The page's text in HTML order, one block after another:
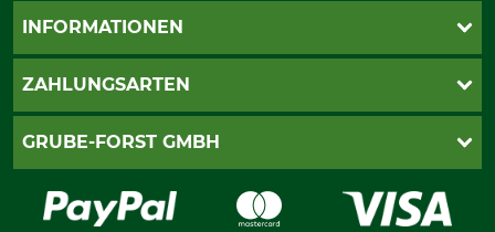
Katalogbestellung
INFORMATIONEN
AGB
Widerrufsformular
ZAHLUNGSARTEN
PayPal
Vorkasse
GRUBE-FORST GMBH
Karriere
Über uns